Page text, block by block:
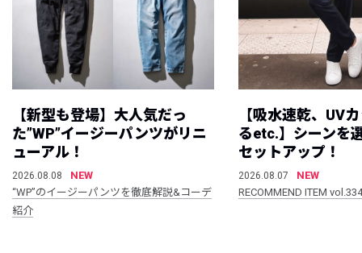
【新型も登場】大人気だっ
た”WP”イージーパンツがリニ
ューアル！
2026.08.08
NEW
“WP”のイージーパンツを徹底解説&コーデ
紹介
【吸水速乾、UV
るetc.】シーンを
セットアップ！
2026.08.07
NEW
RECOMMEND ITEM vol.334